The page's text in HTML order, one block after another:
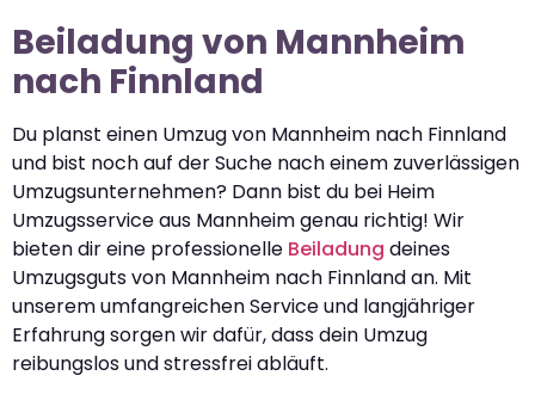
Beiladung von Mannheim
nach Finnland
Du planst einen Umzug von Mannheim nach Finnland
und bist noch auf der Suche nach einem zuverlässigen
Umzugsunternehmen? Dann bist du bei Heim
Umzugsservice aus Mannheim genau richtig! Wir
bieten dir eine professionelle Beiladung deines
Umzugsguts von Mannheim nach Finnland an. Mit
unserem umfangreichen Service und langjähriger
Erfahrung sorgen wir dafür, dass dein Umzug
reibungslos und stressfrei abläuft.